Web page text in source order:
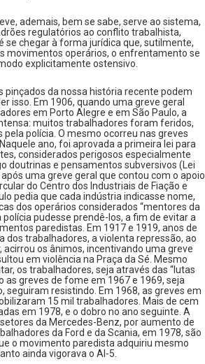
ademais, bem se sabe, serve ao sistema,
regulatórios ao conflito trabalhista,
se chegar à forma jurídica que, sutilmente,
movimentos operários, o enfrentamento se
explicitamente ostensivo.
pinçados da nossa história recente podem
isso. Em 1906, quando uma greve geral
em Porto Alegre e em São Paulo, a
muitos trabalhadores foram feridos,
pela polícia. O mesmo ocorreu nas greves
ano, foi aprovada a primeira lei para
considerados perigosos especialmente
doutrinas e pensamentos subversivos (Lei
uma greve geral que contou com o apoio
do Centro dos Industriais de Fiação e
pedia que cada indústria indicasse nome,
dos operários considerados “mentores da
polícia pudesse prendê-los, a fim de evitar a
paredistas. Em 1917 e 1919, anos de
dos trabalhadores, a violenta repressão, ao
os ânimos, incentivando uma greve
em violência na Praça da Sé. Mesmo
os trabalhadores, seja através das “lutas
as greves de fome em 1967 e 1969, seja
seguiram resistindo. Em 1968, as greves em
15 mil trabalhadores. Mais de cem
em 1978, e o dobro no ano seguinte. A
da Mercedes-Benz, por aumento de
da Ford e da Scania, em 1978, são
o movimento paredista adquiriu mesmo
ainda vigorava o AI-5.